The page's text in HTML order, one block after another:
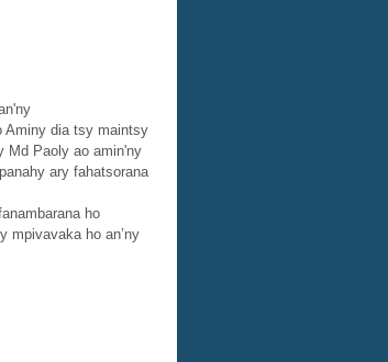
Aminy dia tsy maintsy
Md Paoly ao amin'ny
ary fahatsorana
ho
mpivavaka ho an’ny